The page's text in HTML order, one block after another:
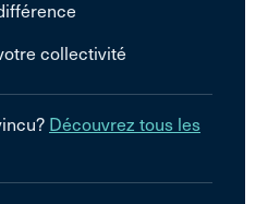
collectivité
Découvrez tous les